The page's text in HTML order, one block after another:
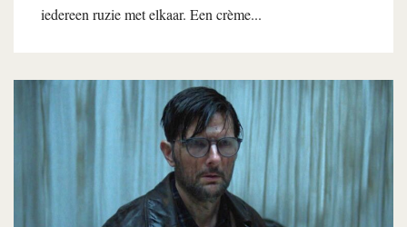
iedereen ruzie met elkaar. Een crème...
Lees verder